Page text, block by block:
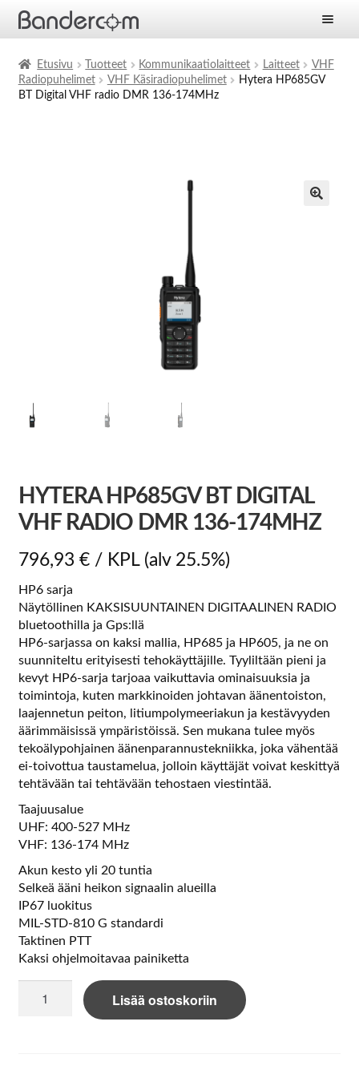
Tuotteet
valikko
Etusivu Tuotteet Kommunikaatiolaitteet Laitteet
VHF
Radiopuhelimet
VHF Käsiradiopuhelimet
Hytera HP685GV
BT Digital VHF radio DMR 136-174MHz
HYTERA HP685GV BT DIGITAL
VHF RADIO DMR 136-174MHZ
796,93 €/ KPL (alv 25.5%)
HP6 sarja
Näytöllinen KAKSISUUNTAINEN DIGITAALINEN RADIO
bluetoothilla ja Gps:llä
HP6-sarjassa on kaksi mallia, HP685 ja HP605, ja ne on
suunniteltu erityisesti tehokäyttäjille. Tyyliltään pieni ja
kevyt HP6-sarja tarjoaa vaikuttavia ominaisuuksia ja
toimintoja, kuten markkinoiden johtavan äänentoiston,
laajennetun peiton, litiumpolymeeriakun ja kestävyyden
äärimmäisissä ympäristöissä. Sen mukana tulee myös
tekoälypohjainen äänenparannustekniikka, joka vähentää
ei-toivottua taustamelua, jolloin käyttäjät voivat keskittyä
tehtävään tai tehtävään tehostaen viestintää.
Taajuusalue
UHF: 400-527 MHz
VHF: 136-174 MHz
Akun kesto yli 20 tuntia
Selkeä ääni heikon signaalin alueilla
IP67 luokitus
MIL-STD-810 G standardi
Taktinen PTT
Kaksi ohjelmoitavaa painiketta
HP685GV
Lisää ostoskoriin